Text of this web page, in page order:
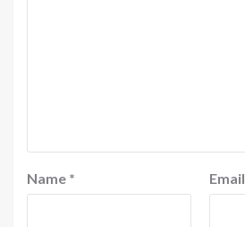
Name * Email